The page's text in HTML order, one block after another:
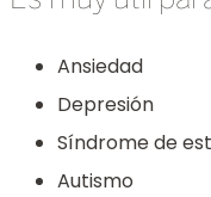
Ansiedad
Depresión
Síndrome de
Autismo